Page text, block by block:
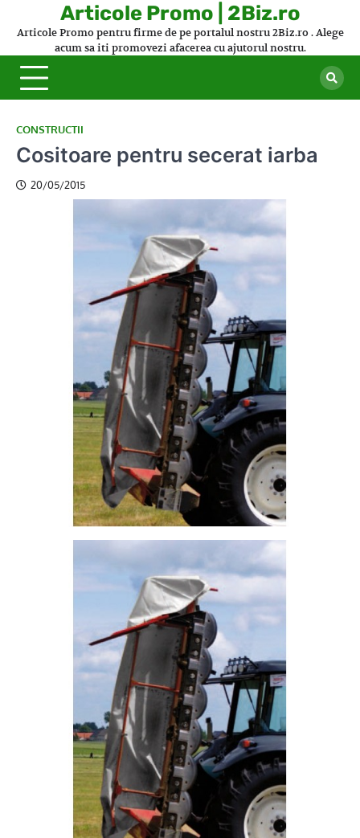
Articole Promo | 2Biz.ro
Articole Promo pentru firme de pe portalul nostru 2Biz.ro . Alege
acum sa iti promovezi afacerea cu ajutorul nostru.
CONSTRUCTII
Cositoare pentru secerat iarba
20/05/2015